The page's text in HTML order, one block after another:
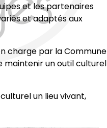
et les partenaires
et adaptés aux
charge par la Commune
maintenir un outil culturel
un lieu vivant,